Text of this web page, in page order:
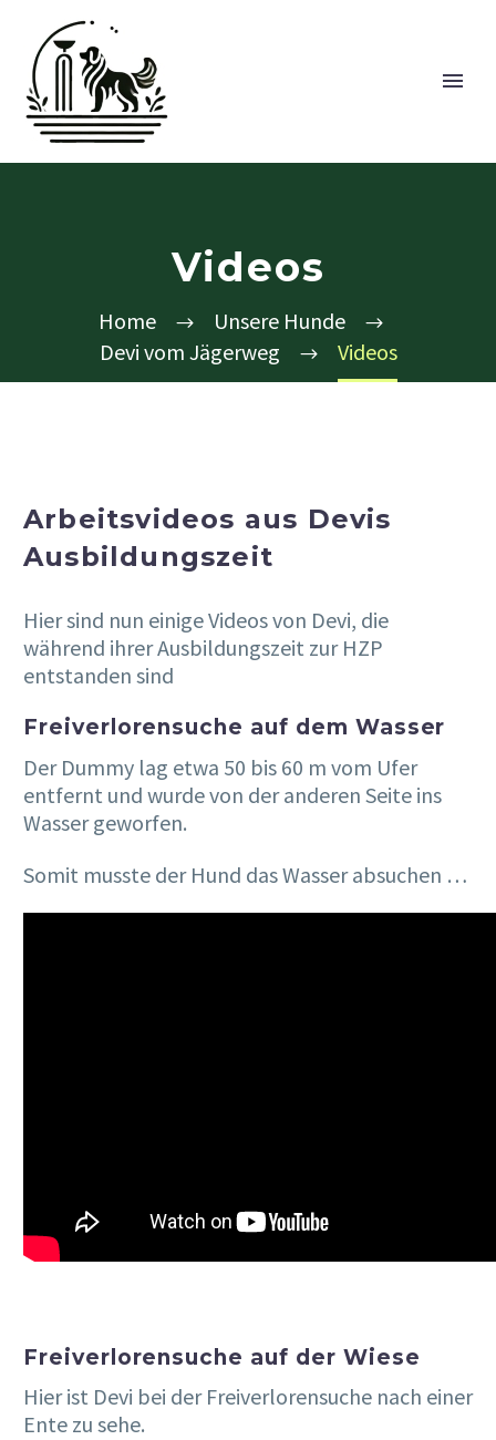
Videos
Home
Unsere Hunde
Devi vom Jägerweg
Videos
Arbeitsvideos aus Devis
Ausbildungszeit
Hier sind nun einige Videos von Devi, die
während ihrer Ausbildungszeit zur HZP
entstanden sind
Freiverlorensuche auf dem Wasser
Der Dummy lag etwa 50 bis 60 m vom Ufer
entfernt und wurde von der anderen Seite ins
Wasser geworfen.
Somit musste der Hund das Wasser absuchen …
Freiverlorensuche auf der Wiese
Hier ist Devi bei der Freiverlorensuche nach einer
Ente zu sehe.